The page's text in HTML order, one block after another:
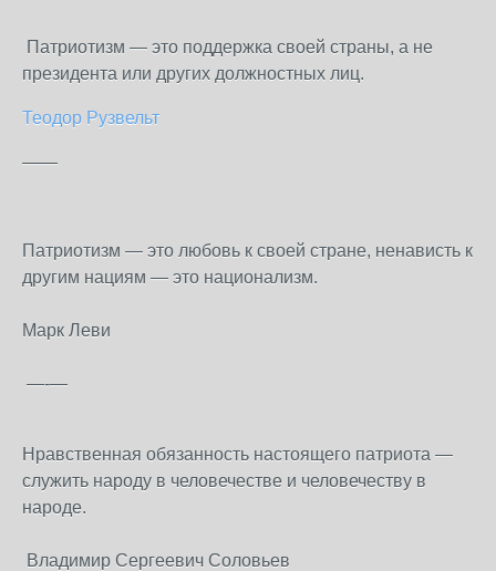
Патриотизм — это поддержка своей страны, а не
президента или других должностных лиц.
Теодор Рузвельт
——
Патриотизм — это любовь к своей стране, ненависть к
другим нациям — это национализм.
Марк Леви
—-—
Нравственная обязанность настоящего патриота —
служить народу в человечестве и человечеству в
народе.
Владимир Сергеевич Соловьев